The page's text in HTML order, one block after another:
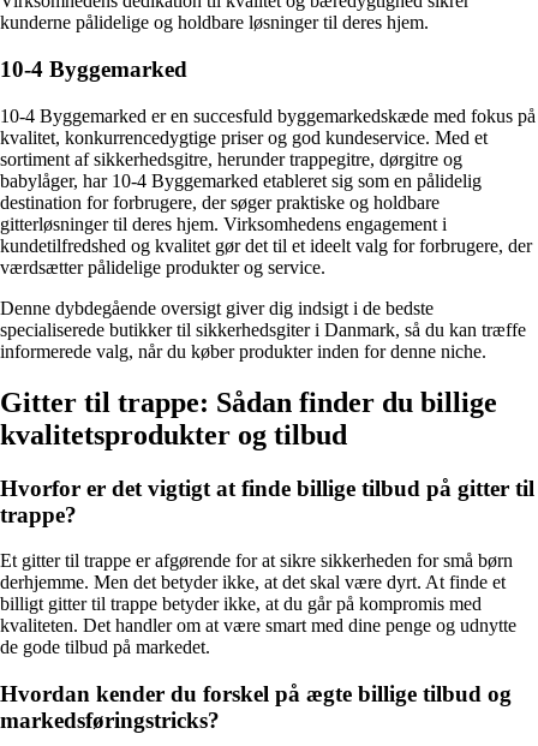
kunderne pålidelige og holdbare løsninger til deres hjem.
10-4 Byggemarked
10-4 Byggemarked er en succesfuld byggemarkedskæde med fokus på
kvalitet, konkurrencedygtige priser og god kundeservice. Med et
sortiment af sikkerhedsgitre, herunder trappegitre, dørgitre og
babylåger, har 10-4 Byggemarked etableret sig som en pålidelig
destination for forbrugere, der søger praktiske og holdbare
gitterløsninger til deres hjem. Virksomhedens engagement i
kundetilfredshed og kvalitet gør det til et ideelt valg for forbrugere, der
værdsætter pålidelige produkter og service.
Denne dybdegående oversigt giver dig indsigt i de bedste
specialiserede butikker til sikkerhedsgiter i Danmark, så du kan træffe
informerede valg, når du køber produkter inden for denne niche.
Gitter til trappe: Sådan finder du billige
kvalitetsprodukter og tilbud
Hvorfor er det vigtigt at finde billige tilbud på gitter til
trappe?
Et gitter til trappe er afgørende for at sikre sikkerheden for små børn
derhjemme. Men det betyder ikke, at det skal være dyrt. At finde et
billigt gitter til trappe betyder ikke, at du går på kompromis med
kvaliteten. Det handler om at være smart med dine penge og udnytte
de gode tilbud på markedet.
Hvordan kender du forskel på ægte billige tilbud og
markedsføringstricks?